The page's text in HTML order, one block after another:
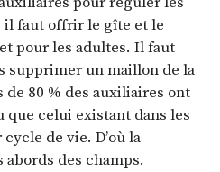
il faut offrir le gîte et le
pour les adultes. Il faut
supprimer un maillon de la
80 % des auxiliaires ont
que celui existant dans les
de vie. D’où la
des champs.